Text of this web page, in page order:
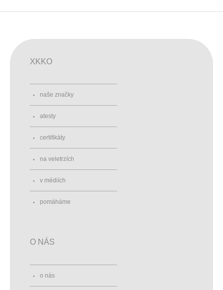
XKKO
naše značky
atesty
certifikáty
na veletrzích
v médiích
pomáháme
O NÁS
o nás